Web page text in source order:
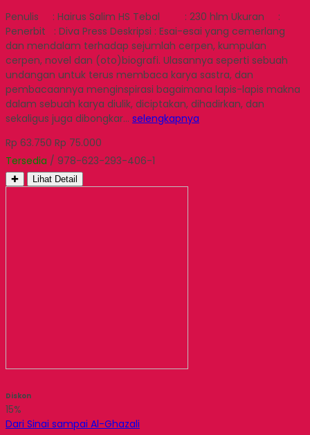
Penulis : Hairus Salim HS Tebal : 230 hlm Ukuran :
Penerbit : Diva Press Deskripsi : Esai-esai yang cemerlang
dan mendalam terhadap sejumlah cerpen, kumpulan
cerpen, novel dan (oto)biografi. Ulasannya seperti sebuah
undangan untuk terus membaca karya sastra, dan
pembacaannya menginspirasi bagaimana lapis-lapis makna
dalam sebuah karya diulik, diciptakan, dihadirkan, dan
sekaligus juga dibongkar… selengkapnya
Rp 63.750 Rp 75.000
Tersedia / 978-623-293-406-1
✚ Lihat Detail
Diskon
15%
Dari Sinai sampai Al-Ghazali